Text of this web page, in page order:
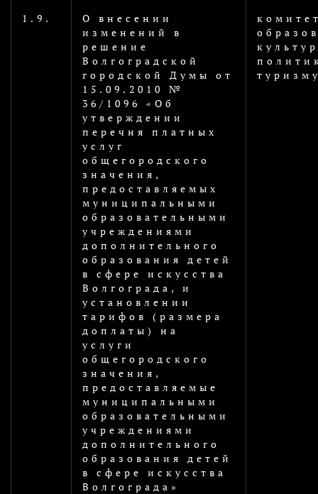
1.9.
О внесении
изменений в
решение
Волгоградской
городской Думы от
15.09.2010 №
36/1096 «Об
утверждении
перечня платных
услуг
общегородского
значения,
предоставляемых
муниципальными
образовательными
учреждениями
дополнительного
образования детей
в сфере искусства
Волгограда, и
установлении
тарифов (размера
доплаты) на
услуги
общегородского
значения,
предоставляемые
муниципальными
образовательными
учреждениями
дополнительного
образования детей
в сфере искусства
Волгограда»